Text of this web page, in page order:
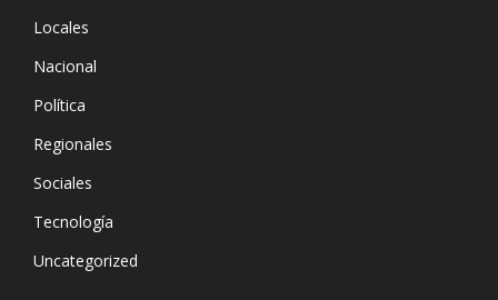
Locales
Nacional
Política
Regionales
Sociales
Tecnología
Uncategorized